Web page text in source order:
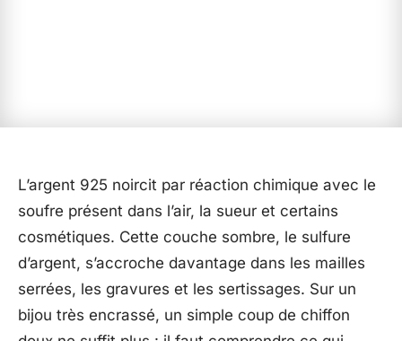
L’argent 925 noircit par réaction chimique avec le
soufre présent dans l’air, la sueur et certains
cosmétiques. Cette couche sombre, le sulfure
d’argent, s’accroche davantage dans les mailles
serrées, les gravures et les sertissages. Sur un
bijou très encrassé, un simple coup de chiffon